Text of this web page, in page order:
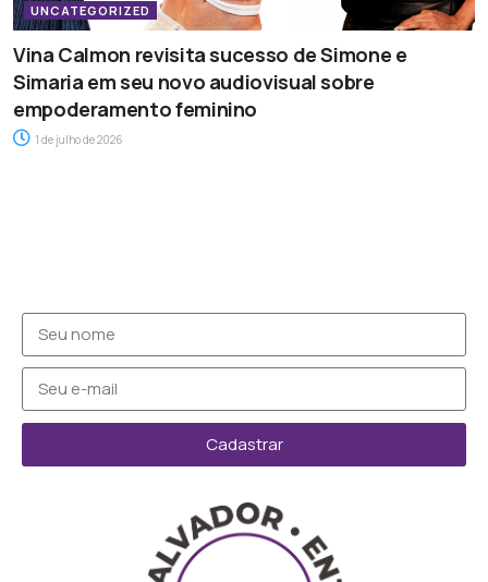
UNCATEGORIZED
Vina Calmon revisita sucesso de Simone e
Simaria em seu novo audiovisual sobre
empoderamento feminino
1 de julho de 2026
Cadastrar